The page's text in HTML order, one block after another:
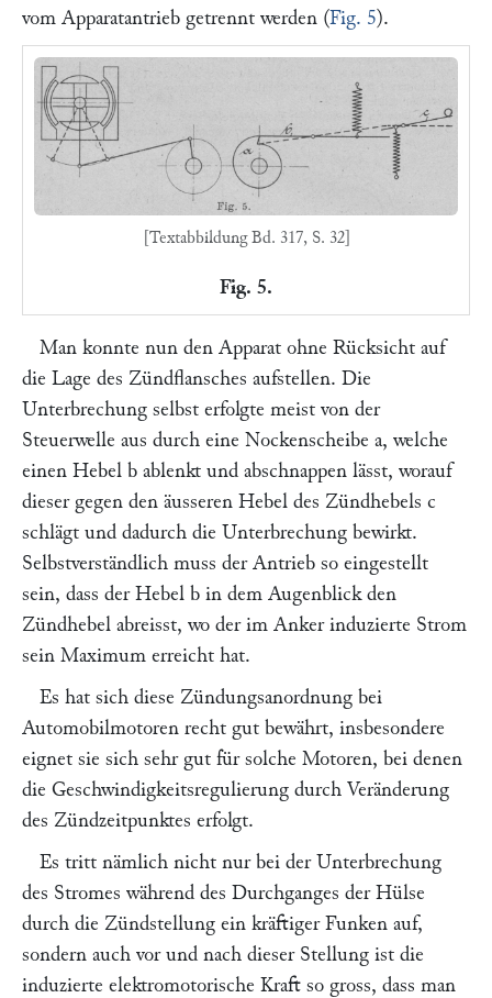
vom Apparatantrieb getrennt werden (Fig. 5).
[Textabbildung Bd. 317, S. 32]
Fig. 5.
Man konnte nun den Apparat ohne Rücksicht auf
die Lage des Zündflansches aufstellen. Die
Unterbrechung selbst erfolgte meist von der
Steuerwelle aus durch eine Nockenscheibe a, welche
einen Hebel b ablenkt und abschnappen lässt, worauf
dieser gegen den äusseren Hebel des Zündhebels c
schlägt und dadurch die Unterbrechung bewirkt.
Selbstverständlich muss der Antrieb so eingestellt
sein, dass der Hebel b in dem Augenblick den
Zündhebel abreisst, wo der im Anker induzierte Strom
sein Maximum erreicht hat.
Es hat sich diese Zündungsanordnung bei
Automobilmotoren recht gut bewährt, insbesondere
eignet sie sich sehr gut für solche Motoren, bei denen
die Geschwindigkeitsregulierung durch Veränderung
des Zündzeitpunktes erfolgt.
Es tritt nämlich nicht nur bei der Unterbrechung
des Stromes während des Durchganges der Hülse
durch die Zündstellung ein kräftiger Funken auf,
sondern auch vor und nach dieser Stellung ist die
induzierte elektromotorische Kraft so gross, dass man